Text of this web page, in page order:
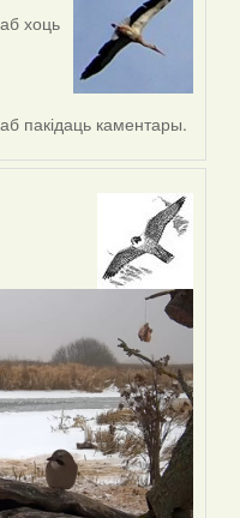
хоць
пакідаць каментары.